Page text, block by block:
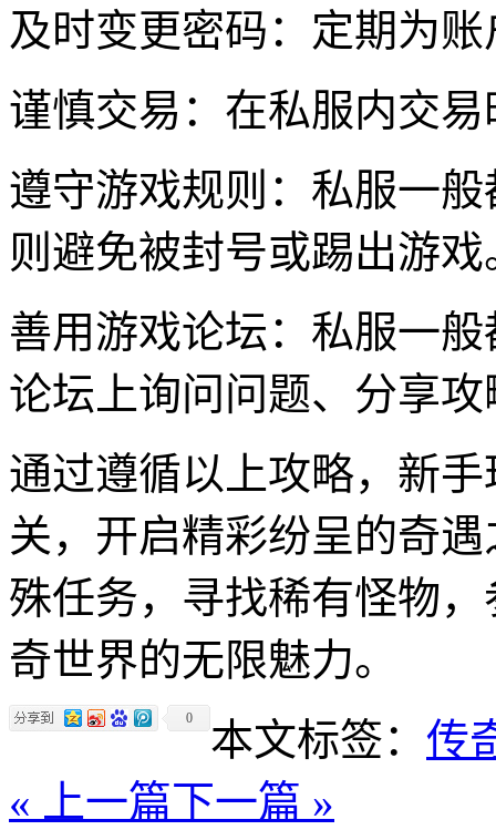
及时变更密码：定期为
谨慎交易：在私服内交
遵守游戏规则：私服一
则避免被封号或踢出游戏
善用游戏论坛：私服一
论坛上询问问题、分享
通过遵循以上攻略，新
关，开启精彩纷呈的奇
殊任务，寻找稀有怪物
奇世界的无限魅力。
0 本文标签： 传
« 上一篇下一篇 »